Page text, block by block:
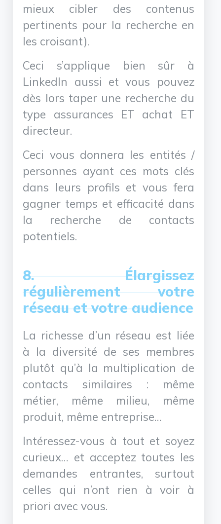
mieux cibler des contenus
pertinents pour la recherche en
les croisant).
Ceci s’applique bien sûr à
LinkedIn aussi et vous pouvez
dès lors taper une recherche du
type assurances ET achat ET
directeur.
Ceci vous donnera les entités /
personnes ayant ces mots clés
dans leurs profils et vous fera
gagner temps et efficacité dans
la recherche de contacts
potentiels.
8. Élargissez
régulièrement votre
réseau et votre audience
La richesse d’un réseau est liée
à la diversité de ses membres
plutôt qu’à la multiplication de
contacts similaires : même
métier, même milieu, même
produit, même entreprise…
Intéressez-vous à tout et soyez
curieux… et acceptez toutes les
demandes entrantes, surtout
celles qui n’ont rien à voir à
priori avec vous.